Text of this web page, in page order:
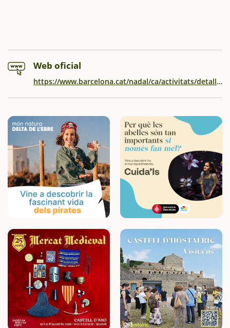
Web oficial
https://www.barcelona.cat/nadal/ca/activitats/detall/campament-reial-i-activitats_99400025481.html